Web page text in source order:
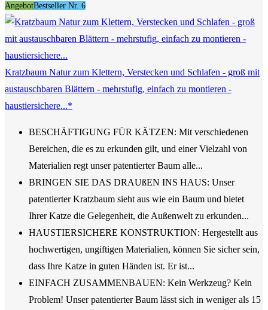
AngebotBestseller Nr. 6
Kratzbaum Natur zum Klettern, Verstecken und Schlafen - groß mit
austauschbaren Blättern - mehrstufig, einfach zu montieren -
haustiersichere...*
BESCHÄFTIGUNG FÜR KÄTZEN: Mit verschiedenen
Bereichen, die es zu erkunden gilt, und einer Vielzahl von
Materialien regt unser patentierter Baum alle...
BRINGEN SIE DAS DRAUßEN INS HAUS: Unser
patentierter Kratzbaum sieht aus wie ein Baum und bietet
Ihrer Katze die Gelegenheit, die Außenwelt zu erkunden...
HAUSTIERSICHERE KONSTRUKTION: Hergestellt aus
hochwertigen, ungiftigen Materialien, können Sie sicher sein,
dass Ihre Katze in guten Händen ist. Er ist...
EINFACH ZUSAMMENBAUEN: Kein Werkzeug? Kein
Problem! Unser patentierter Baum lässt sich in weniger als 15